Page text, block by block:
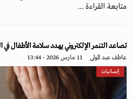
متابعة القراءة ...
تصاعد التنمر الإلكتروني يهدد سلامة الأطفال في
عاطف عبد المولى 11 مارس 2026 - 13:44
إنسانيات